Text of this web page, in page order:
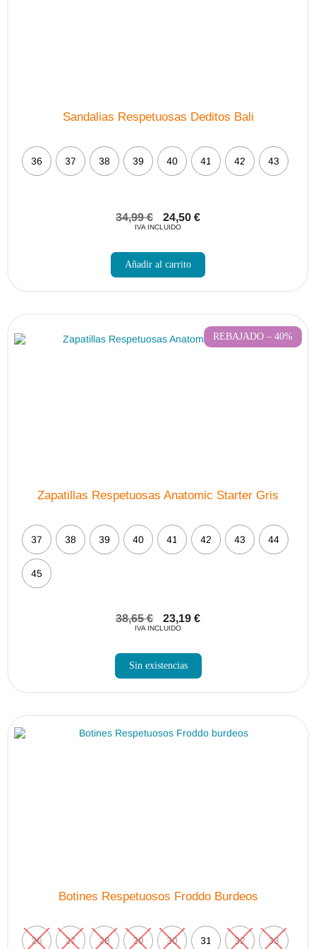
Sandalias Respetuosas Deditos Bali
36 37 38 39 40 41 42 43
34,99€ 24,50 €
IVA INCLUIDO
Añadir al carrito
REBAJADO – 40%
Zapatillas Respetuosas Anatomic Starter Gris
37 38 39 40 41 42 43 44
45
38,65€ 23,19 €
IVA INCLUIDO
Sin existencias
Botines Respetuosos Froddo Burdeos
26 27 28 29 30 31 32 33